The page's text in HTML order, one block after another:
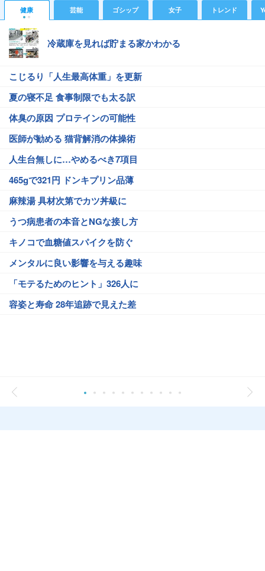
健康 芸能 ゴシップ 女子 トレンド
冷蔵庫を見れば貯まる家かわかる
こじるり「人生最高体重」を更新
夏の寝不足 食事制限でも太る訳
体臭の原因 プロテインの可能性
医師が勧める 猫背解消の体操術
人生台無しに…やめるべき7項目
465gで321円 ドンキプリン品薄
麻辣湯 具材次第でカツ丼級に
うつ病患者の本音とNGな接し方
キノコで血糖値スパイクを防ぐ
メンタルに良い影響を与える趣味
「モテるためのヒント」326人に
容姿と寿命 28年追跡で見えた差